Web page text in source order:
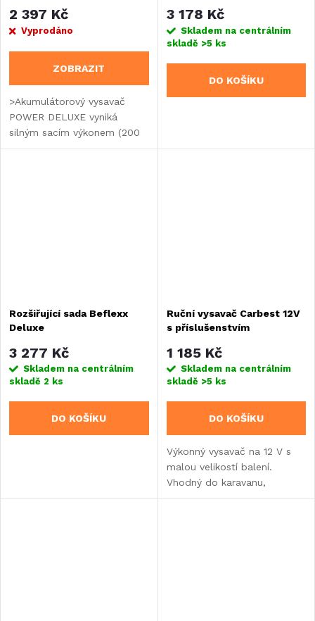
2 397 Kč
Vyprodáno
ZOBRAZIT
>Akumulátorový vysavač
POWER DELUXE vyniká
silným sacím výkonem (200
W), bezsáčkovým filtrem z
3 178 Kč
Skladem na centrálním
skladě >5 ks
DO KOŠÍKU
Rozšiřující sada Beflexx
Deluxe
3 277 Kč
Skladem na centrálním
skladě 2 ks
DO KOŠÍKU
Ruční vysavač Carbest 12V
s příslušenstvím
1 185 Kč
Skladem na centrálním
skladě >5 ks
DO KOŠÍKU
Výkonný vysavač na 12 V s
malou velikostí balení.
Vhodný do karavanu,
obytného vozu nebo